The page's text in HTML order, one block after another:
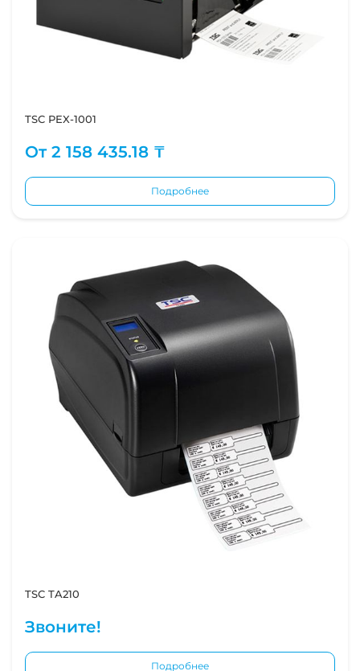
TSC PEX-1001
От2 158 435.18 ₸
Подробнее
TSC TA210
Звоните!
Подробнее